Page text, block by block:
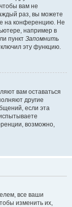
вам не
раз, вы можете
на конференцию. Не
например в
пункт Запомнить
эту функцию.
вам оставаться
другие
если эта
возможно,
все ваши
изменить их,